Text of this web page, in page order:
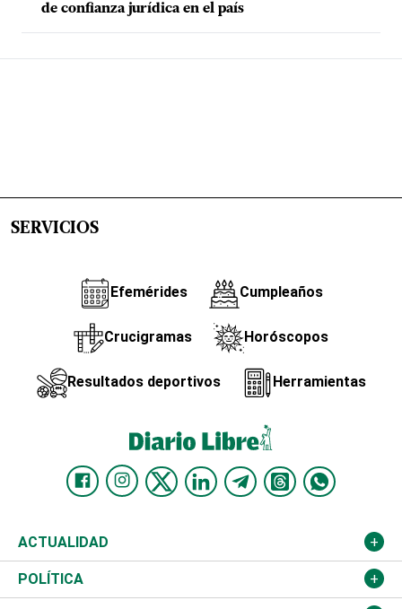
de confianza jurídica en el país
SERVICIOS
Efemérides Cumpleaños
Crucigramas Horóscopos
Resultados deportivos Herramientas
ACTUALIDAD
Nacional
POLÍTICA